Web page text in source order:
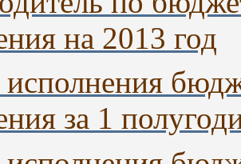
на 2013 год
исполнения
за 1